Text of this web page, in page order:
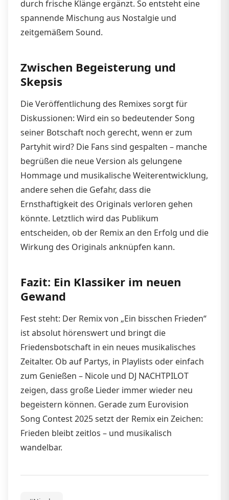
durch frische Klänge ergänzt. So entsteht eine
spannende Mischung aus Nostalgie und
zeitgemäßem Sound.
Zwischen Begeisterung und
Skepsis
Die Veröffentlichung des Remixes sorgt für
Diskussionen: Wird ein so bedeutender Song
seiner Botschaft noch gerecht, wenn er zum
Partyhit wird? Die Fans sind gespalten – manche
begrüßen die neue Version als gelungene
Hommage und musikalische Weiterentwicklung,
andere sehen die Gefahr, dass die
Ernsthaftigkeit des Originals verloren gehen
könnte. Letztlich wird das Publikum
entscheiden, ob der Remix an den Erfolg und die
Wirkung des Originals anknüpfen kann.
Fazit: Ein Klassiker im neuen
Gewand
Fest steht: Der Remix von „Ein bisschen Frieden“
ist absolut hörenswert und bringt die
Friedensbotschaft in ein neues musikalisches
Zeitalter. Ob auf Partys, in Playlists oder einfach
zum Genießen – Nicole und DJ NACHTPILOT
zeigen, dass große Lieder immer wieder neu
begeistern können. Gerade zum Eurovision
Song Contest 2025 setzt der Remix ein Zeichen:
Frieden bleibt zeitlos – und musikalisch
wandelbar.